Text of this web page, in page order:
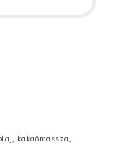
kakaómassza,